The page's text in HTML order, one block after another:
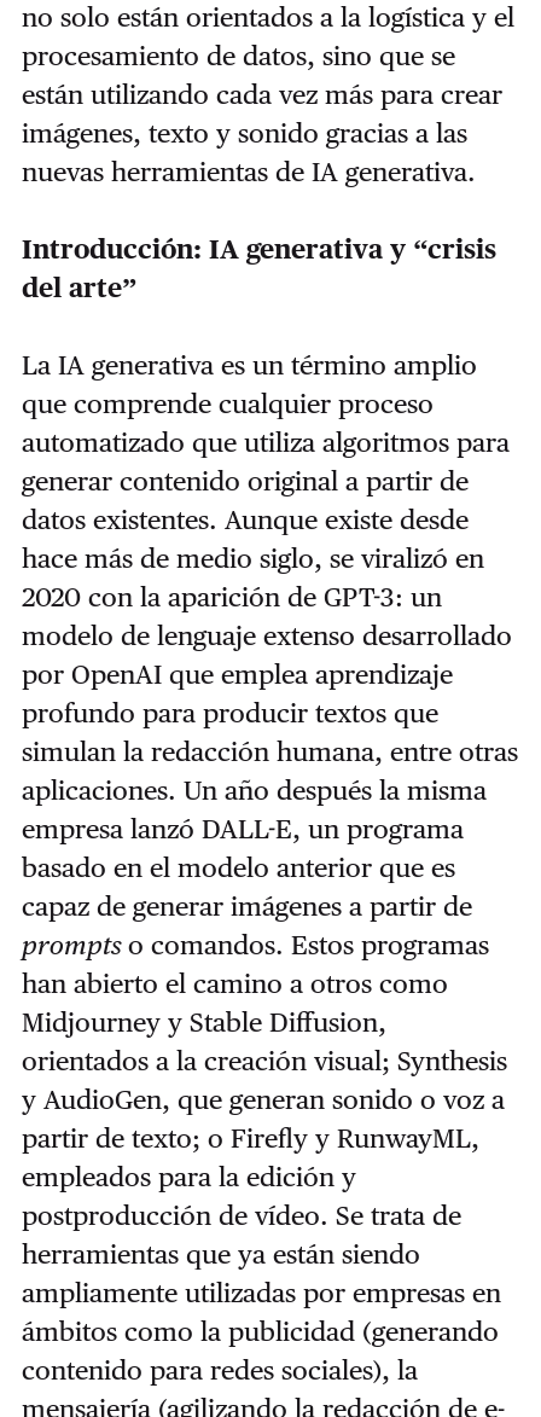
no solo están orientados a la logística y el
procesamiento de datos, sino que se
están utilizando cada vez más para crear
imágenes, texto y sonido gracias a las
nuevas herramientas de IA generativa.
Introducción: IA generativa y “crisis
del arte”
La IA generativa es un término amplio
que comprende cualquier proceso
automatizado que utiliza algoritmos para
generar contenido original a partir de
datos existentes. Aunque existe desde
hace más de medio siglo, se viralizó en
2020 con la aparición de GPT-3: un
modelo de lenguaje extenso desarrollado
por OpenAI que emplea aprendizaje
profundo para producir textos que
simulan la redacción humana, entre otras
aplicaciones. Un año después la misma
empresa lanzó DALL-E, un programa
basado en el modelo anterior que es
capaz de generar imágenes a partir de
promptso comandos. Estos programas
han abierto el camino a otros como
Midjourney y Stable Diffusion,
orientados a la creación visual; Synthesis
y AudioGen, que generan sonido o voz a
partir de texto; o Firefly y RunwayML,
empleados para la edición y
postproducción de vídeo. Se trata de
herramientas que ya están siendo
ampliamente utilizadas por empresas en
ámbitos como la publicidad (generando
contenido para redes sociales), la
mensajería (agilizando la redacción de e-